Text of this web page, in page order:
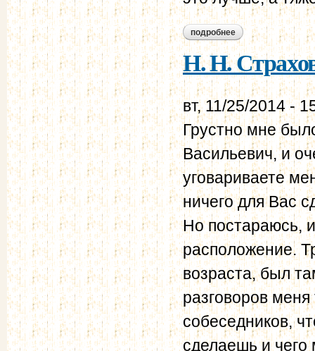
подробнее о н. н. страхов -
Н. Н.
вт, 11/25/2014 -
Грустно мне
Васильевич, и
уговариваете
ничего для Вас
Но постараюсь,
расположение.
возраста, был
разговоров
собеседников,
сделаешь и